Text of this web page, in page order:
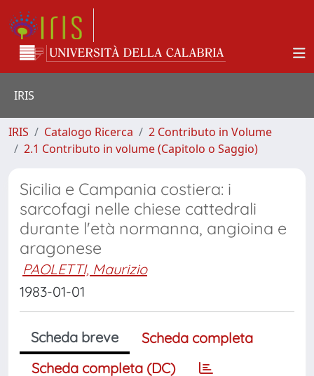
IRIS
IRIS Catalogo Ricerca
2 Contributo in Volume
2.1 Contributo in volume (Capitolo o Saggio)
Sicilia e Campania costiera: i
sarcofagi nelle chiese cattedrali
durante l'età normanna, angioina e
aragonese
PAOLETTI, Maurizio
1983-01-01
Scheda breve
Scheda completa
Scheda completa (DC)